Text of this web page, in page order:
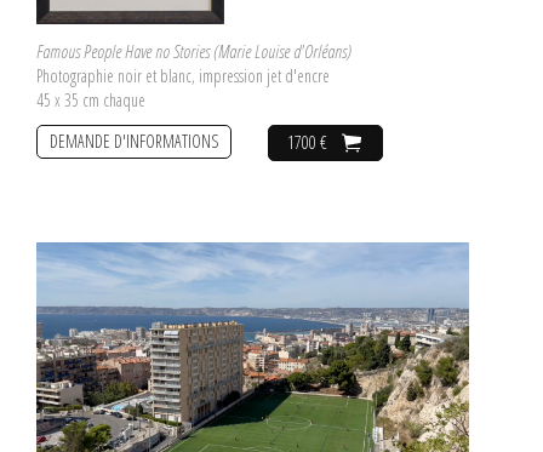
Famous People Have no Stories (Marie Louise d'Orléans)
Photographie noir et blanc, impression jet d'encre
45 x 35 cm chaque
1700 €
DEMANDE D'INFORMATIONS